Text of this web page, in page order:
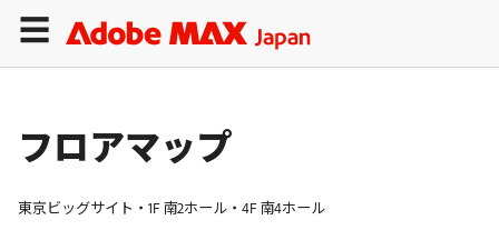
フロアマップ
東京ビッグサイト・1F 南2ホール・4F 南4ホール